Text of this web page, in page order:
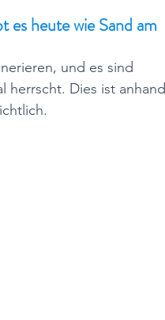
es heute wie Sand am
und es sind
herrscht. Dies ist anhand